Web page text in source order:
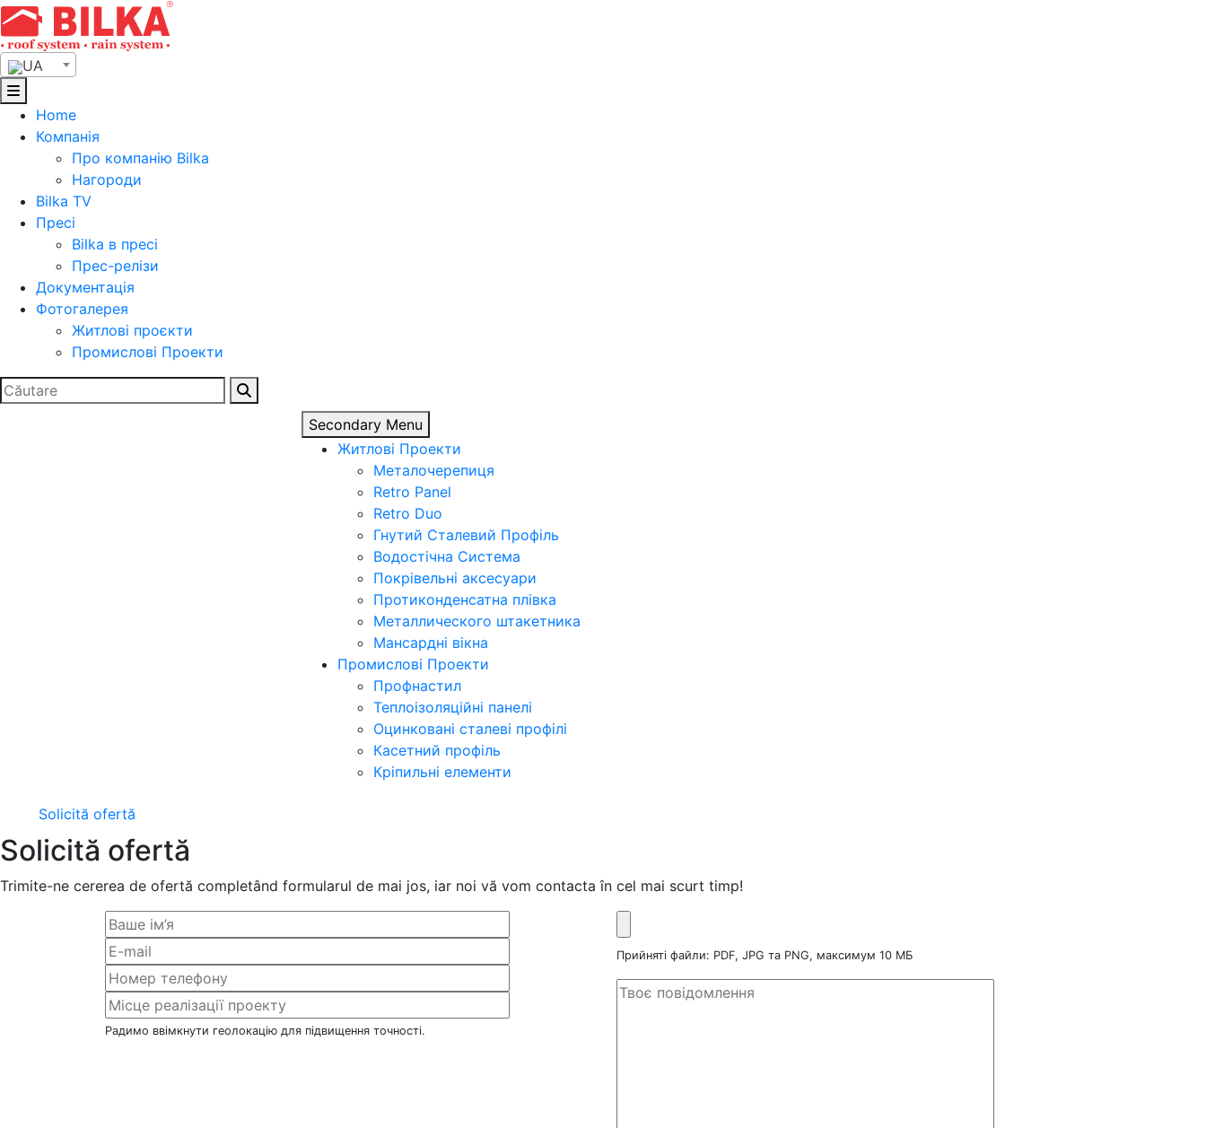
Skip
to
content
UA
Home
Компанія
Про компанію Bilka
Нагороди
Bilka TV
Пресі
Bilka в пресі
Прес-релізи
Документація
Фотогалерея
Житлові проєкти
Промислові Проекти
Search
for:
Secondary Menu
Житлові Проекти
Металочерепиця
Retro Panel
Retro Duo
Гнутий Сталевий Профіль
Водостічна Система
Покрівельні аксесуари
Протиконденсатна плівка
Металлического штакетника
Мансардні вікна
Промислові Проекти
Профнастил
Теплоізоляційні панелі
Оцинковані сталеві профілі
Касетний профіль
Кріпильні елементи
Solicită ofertă
Solicită ofertă
Trimite-ne cererea de ofertă completând formularul de mai jos, iar noi vă vom contacta în cel mai scurt timp!
Радимо ввімкнути геолокацію для підвищення точності.
Прийняті файли: PDF, JPG та PNG, максимум 10 МБ